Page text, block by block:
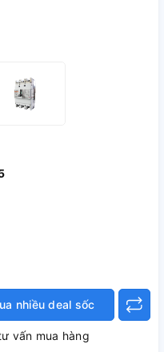
nhiều deal sốc
vấn mua hàng